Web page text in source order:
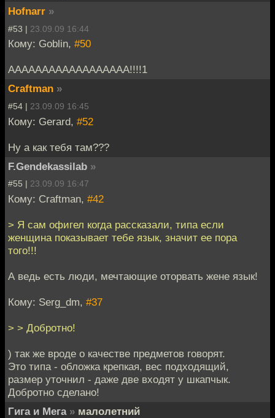
Hofnarr »
#53 | 23.09.09 16:44
Кому: Goblin, #50
АААААААААААААААААА!!!!1
Craftman »
#54 | 23.09.09 16:45
Кому: Gerard, #52
Ну а как тебя там???
F.Gendekassilab »
#55 | 23.09.09 16:47
Кому: Craftman, #42
> Я сам офигел когда рассказали, типа если
женщина показывает тебе язык, значит ее пора
того!!!
А ведь есть люди, мечтающие оторвать жене язык!
Кому: Serg_dm, #37
> > Добротно!
) так же вроде о качестве предметов говорят.
Это типа - обложка крепкая, вес подходящий,
размер уточнил - даже две входят у шкапчык.
Добротно сделано!
Гига и Мега » малолетний